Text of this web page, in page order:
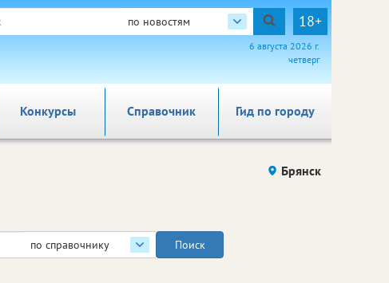
по новостям 18+
6 августа 2026 г.
четверг
Справочник Гид по городу
Конкурсы
Брянск
по справочнику